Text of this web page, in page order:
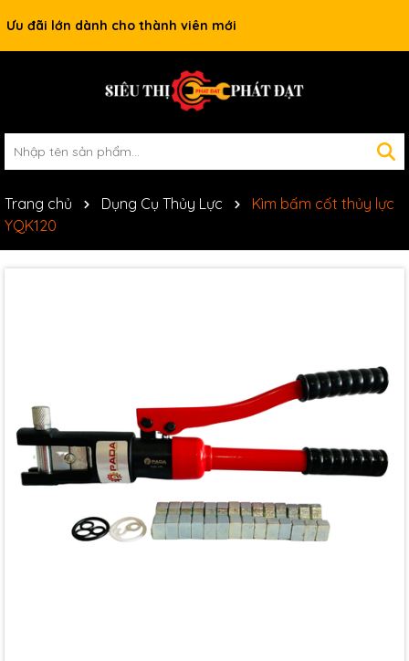
Ưu đãi lớn dành cho thành viên mới
Trang chủ Dụng Cụ Thủy Lực
Kìm bấm cốt thủy lực
YQK120